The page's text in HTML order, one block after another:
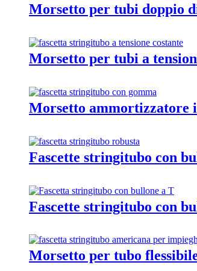
Morsetto per tubi doppio
Morsetto per tubi a
Morsetto ammortizzatore
Fascette stringitubo con
Fascette stringitubo con
Morsetto per tubo